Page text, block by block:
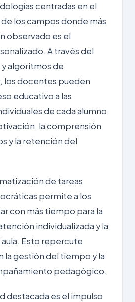
centradas en el
los campos donde más
observado es el
. A través del
y algoritmos de
los docentes pueden
educativo a las
de cada alumno,
la comprensión
y la retención del
de tareas
permite a los
con más tiempo para la
individualizada y la
Esto repercute
lagestión del tiempo y la
pedagógico.
destacada es el impulso